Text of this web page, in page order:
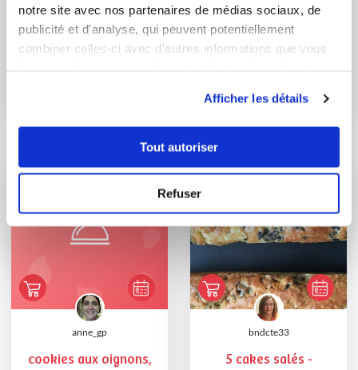
notre site avec nos partenaires de médias sociaux, de
publicité et d'analyse, qui peuvent potentiellement
combiner celles-ci avec d'autres informations que vous
Afficher les détails
Tout autoriser
Refuser
amelieetguillaume bernadetteh_6f75
salés
anne_gp
cookies aux oignons,
bndcte33
5 cakes salés -